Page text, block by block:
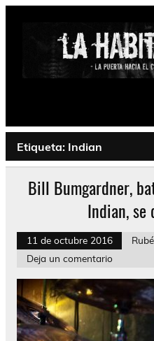
Saltar
Psychedelic, Stoner,
Etiqueta: Indian
Bill Bumgardner,
Indian,
11 de octubre 2016
Deja un comentario